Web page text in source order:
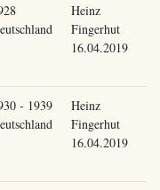
Heinz
Fingerhut
16.04.2019
- 1939
Heinz
Fingerhut
16.04.2019